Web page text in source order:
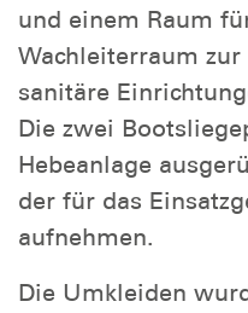
und einem Raum
Wachleiterraum
sanitäre
Die zwei
Hebeanlage
der für das
aufnehmen.
Die Umkleiden